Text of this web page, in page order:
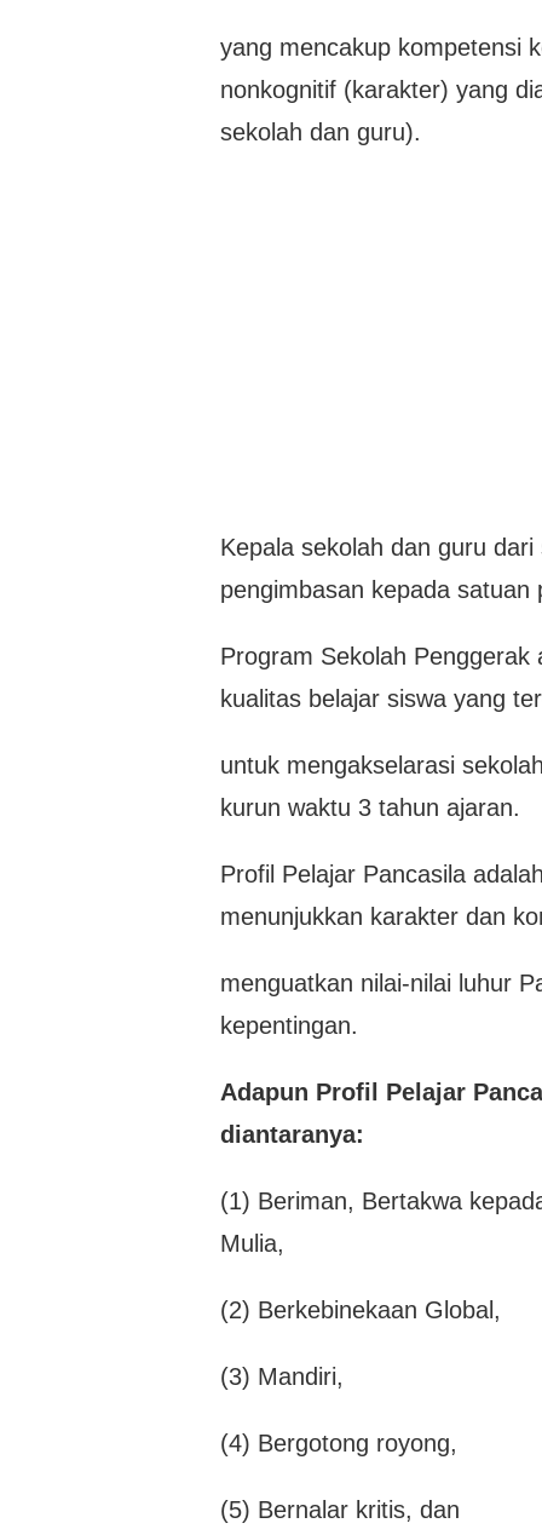
yang mencakup kompetensi
nonkognitif (karakter) yang
sekolah dan guru).
Kepala sekolah dan guru
pengimbasan kepada satuan
Program Sekolah
kualitas belajar siswa yang
untuk mengakselarasi
kurun waktu 3 tahun ajaran.
Profil Pelajar Pancasila
menunjukkan karakter dan
menguatkan nilai-nilai luhur
kepentingan.
Adapun Profil Pelajar
diantaranya:
(1) Beriman, Bertakwa
Mulia,
(2) Berkebinekaan Global,
(3) Mandiri,
(4) Bergotong royong,
(5) Bernalar kritis, dan